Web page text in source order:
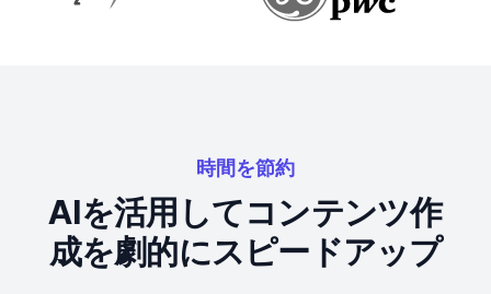
時間を節約
AIを活用してコンテンツ作
成を劇的にスピードアップ